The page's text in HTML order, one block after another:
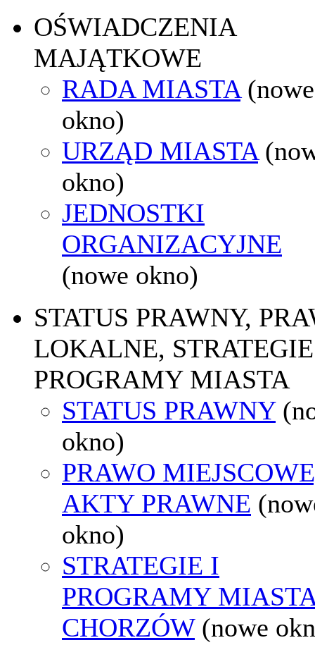
OŚWIADCZENIA
MAJĄTKOWE
RADA MIASTA (nowe
okno)
URZĄD MIASTA
okno)
JEDNOSTKI
ORGANIZACYJNE
(nowe okno)
STATUS PRAWNY,
LOKALNE,
PROGRAMY MIASTA
STATUS PRAWNY
okno)
PRAWO
AKTY PRAWNE
okno)
STRATEGIE I
PROGRAMY
CHORZÓW (nowe